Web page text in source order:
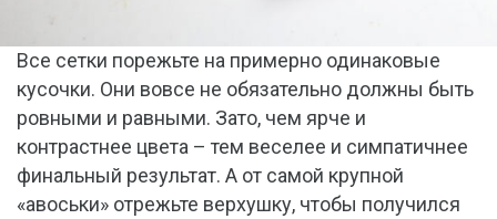
Все сетки порежьте на примерно одинаковые
кусочки. Они вовсе не обязательно должны быть
ровными и равными. Зато, чем ярче и
контрастнее цвета – тем веселее и симпатичнее
финальный результат. А от самой крупной
«авоськи» отрежьте верхушку, чтобы получился